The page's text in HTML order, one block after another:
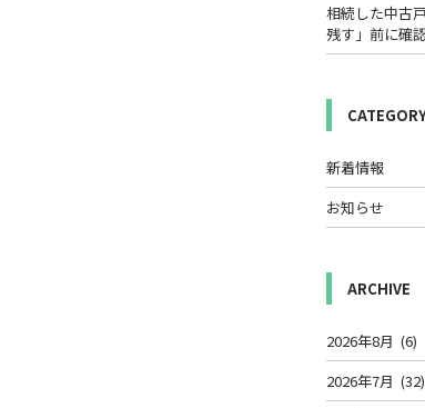
相続した中古
残す」前に確
新着情報
お知らせ
ARCHIVE
2026年8月 (6)
2026年7月 (32)